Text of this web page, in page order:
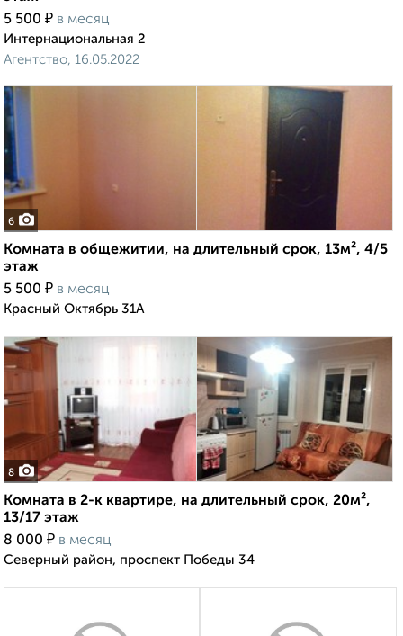
5 500 ₽ в месяц
Интернациональная 2
Агентство, 16.05.2022
6
Комната в общежитии, на длительный срок, 13м², 4/5
этаж
5 500 ₽ в месяц
Красный Октябрь 31А
8
Комната в 2-к квартире, на длительный срок, 20м²,
13/17 этаж
8 000 ₽ в месяц
Северный район, проспект Победы 34